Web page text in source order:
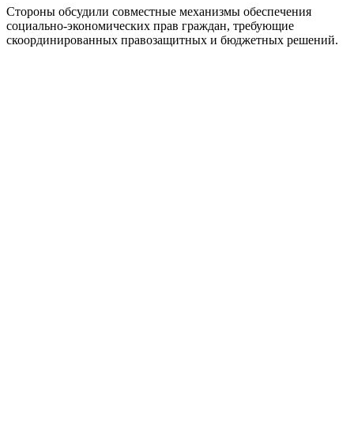
Стороны обсудили совместные механизмы обеспечения
социально-экономических прав граждан, требующие
скоординированных правозащитных и бюджетных решений.